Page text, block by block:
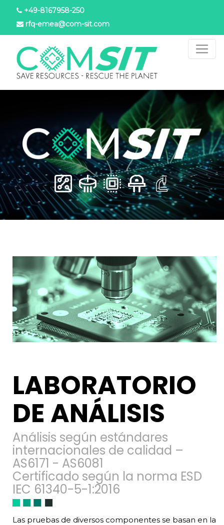
Pasar
contenido
principal
+49-8167958-250
rfq-emea@com-sit.com
LABORATORIO
DE ANÁLISIS
Análisis según estándares
internacionales de calidad –
AS6171 - AS6081
Certificado según la norma ESD
IEC 61340-5-1:2016
Las pruebas de diversos componentes se basan en la